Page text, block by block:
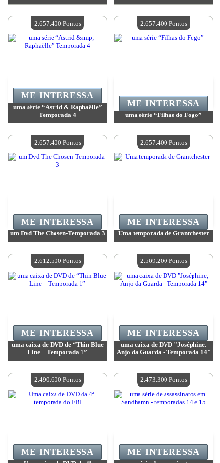
Quantidade disponível:4
Quantidade disponível:4
uma série “Astrid & Raphaëlle”
Temporada 4
Quantidade disponível:4
ME INTERESSA
2.657.400 Pontos
uma série “Filhas do Fogo”
Quantidade disponível:4
ME INTERESSA
2.657.400 Pontos
um Dvd The Chosen-Temporada 3
Quantidade disponível:4
ME INTERESSA
2.657.400 Pontos
Uma temporada de Grantchester
Quantidade disponível:4
ME INTERESSA
2.657.400 Pontos
uma caixa de DVD de “Thin Blue
Line – Temporada 1”
Quantidade disponível:4
ME INTERESSA
2.612.500 Pontos
uma caixa de DVD "Joséphine,
Anjo da Guarda - Temporada 14"
Quantidade disponível:4
ME INTERESSA
2.569.200 Pontos
ME INTERESSA
2.490.600 Pontos
ME INTERESSA
2.473.300 Pontos